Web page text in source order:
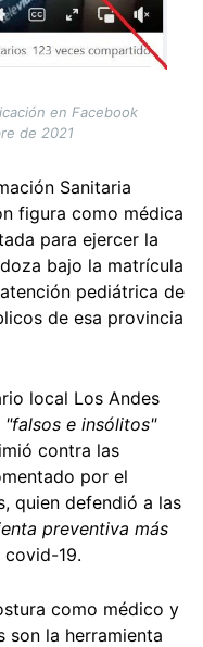
en Facebook
de 2021
Sanitaria
figura como médica
para ejercer la
bajo la matrícula
pediátrica de
de esa provincia
local Los Andes
"falsos e insólitos"
contra las
por el
quien defendió a las
preventiva más
19.
como médico y
son la herramienta